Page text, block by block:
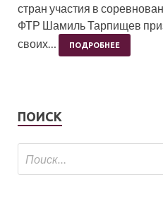
стран участия в
ФТР Шамиль Тарпищев
своих…
ПОДРОБНЕЕ
ПОИСК